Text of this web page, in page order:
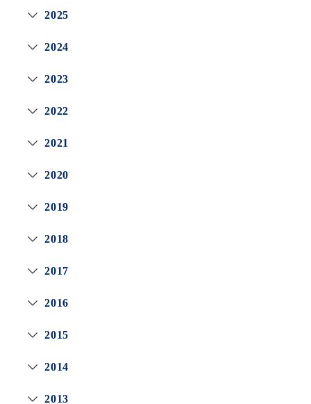
2025
2024
2023
2022
2021
2020
2019
2018
2017
2016
2015
2014
2013